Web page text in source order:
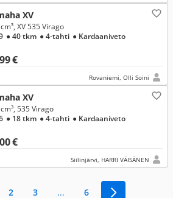
XV
€
XV 535 Virago
● 40 tkm ● 4-tahti ● Kardaaniveto
Rovaniemi, Olli Soini
XV
€
535 Virago
● 18 tkm ● 4-tahti ● Kardaaniveto
Siilinjärvi, HARRI VÄISÄNEN
2 3 ... 6